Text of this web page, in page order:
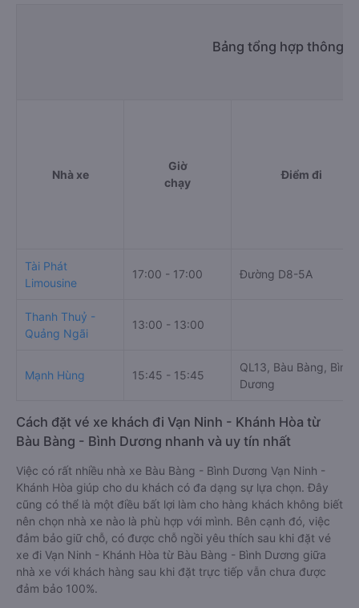
Bảng tổng hợp thông
Nhà xe
Giờ
chạy
Điểm đi
Tài Phát
Limousine
17:00 - 17:00 Đường D8-5A
Thanh Thuỷ -
Quảng Ngãi
13:00 - 13:00
Mạnh Hùng 15:45 - 15:45
QL13, Bàu Bàng, Bình
Dương
Cách đặt vé xe khách đi Vạn Ninh - Khánh Hòa từ
Bàu Bàng - Bình Dương nhanh và uy tín nhất
Việc có rất nhiều nhà xe Bàu Bàng - Bình Dương Vạn Ninh -
Khánh Hòa giúp cho du khách có đa dạng sự lựa chọn. Đây
cũng có thể là một điều bất lợi làm cho hàng khách không biết
nên chọn nhà xe nào là phù hợp với mình. Bên cạnh đó, việc
đảm bảo giữ chỗ, có được chỗ ngồi yêu thích sau khi đặt vé
xe đi Vạn Ninh - Khánh Hòa từ Bàu Bàng - Bình Dương giữa
nhà xe với khách hàng sau khi đặt trực tiếp vẫn chưa được
đảm bảo 100%.